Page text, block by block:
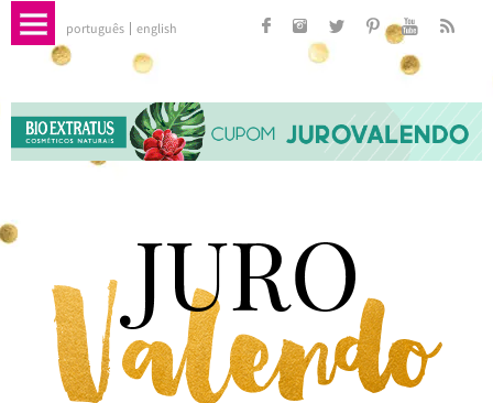
português english